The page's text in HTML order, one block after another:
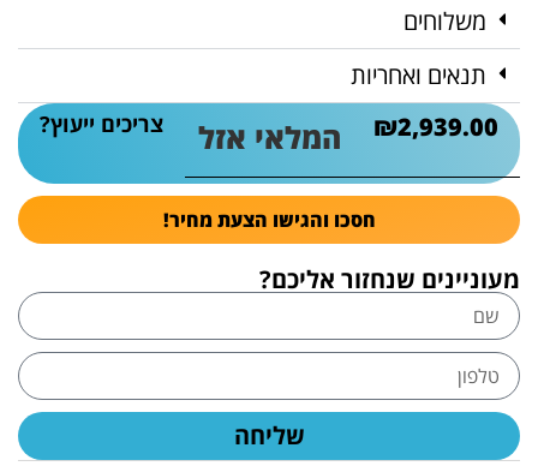
משלוחים
תנאים ואחריות
₪2,939.00 המלאי אזל צריכים ייעוץ?
חסכו והגישו הצעת מחיר!
מעוניינים שנחזור אליכם?
שליחה